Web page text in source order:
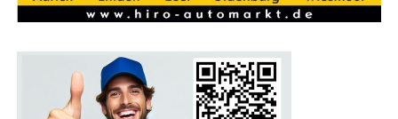
Ein Pro­gramm für die gan­ze Familie